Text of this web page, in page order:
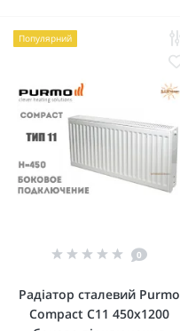
Популярний
0
Радіатор сталевий Purmo
Compact C11 450x1200